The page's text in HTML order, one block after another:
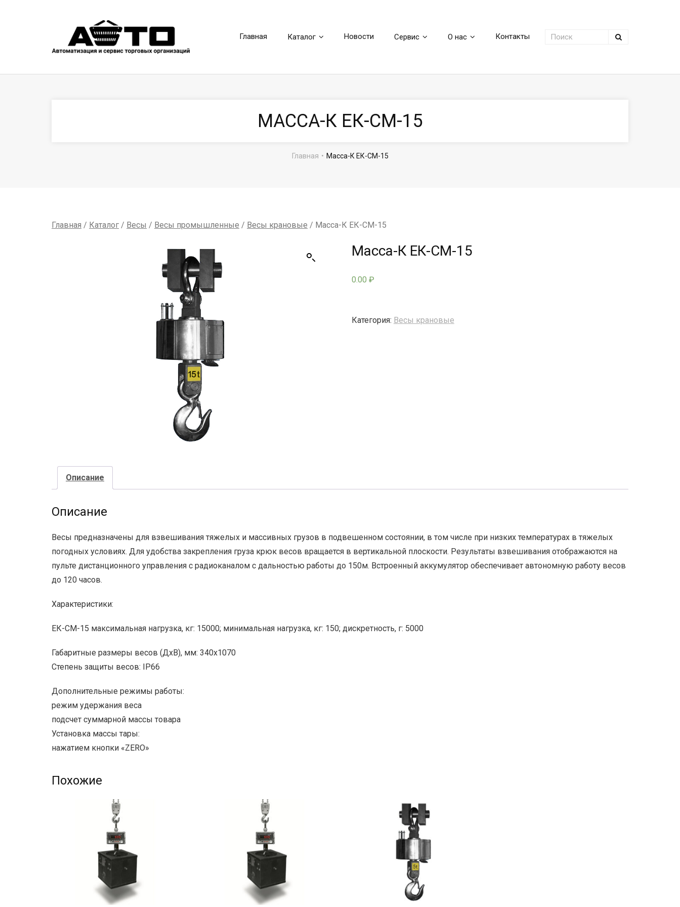
Главная Каталог Новости Сервис О нас Контакты
МАССА-К ЕК-СМ-15
Главная • Масса-К ЕК-СМ-15
Главная / Каталог / Весы / Весы промышленные / Весы крановые / Масса-К ЕК-СМ-15
Масса-К ЕК-СМ-15
0.00 ₽
Категория: Весы крановые
Описание
Описание
Весы предназначены для взвешивания тяжелых и массивных грузов в подвешенном состоянии, в том числе при низких температурах в тяжелых
погодных условиях. Для удобства закрепления груза крюк весов вращается в вертикальной плоскости. Результаты взвешивания отображаются на
пульте дистанционного управления с радиоканалом с дальностью работы до 150м. Встроенный аккумулятор обеспечивает автономную работу весов
до 120 часов.
Характеристики:
ЕК-СМ-15 максимальная нагрузка, кг: 15000; минимальная нагрузка, кг: 150; дискретность, г: 5000
Габаритные размеры весов (ДхВ), мм: 340х1070
Степень защиты весов: IP66
Дополнительные режимы работы:
режим удержания веса
подсчет суммарной массы товара
Установка массы тары:
нажатием кнопки «ZERO»
Похожие